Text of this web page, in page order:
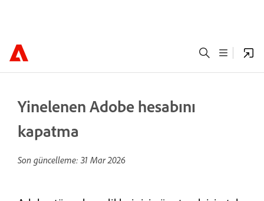
Yinelenen Adobe hesabını
kapatma
Son güncelleme: 31 Mar 2026